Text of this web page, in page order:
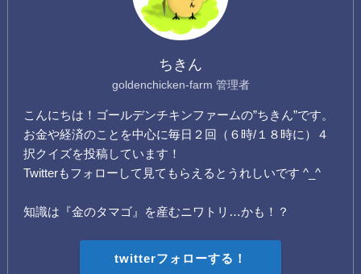
ちきん
goldenchicken-farm 管理者
こんにちは！ゴールデンチキンファームの”ちきん”です。
お金や経済のことを中心に毎日２回（６時/１８時に）４
択クイズを投稿しています！
Twitterもフォローして見てもらえるとうれしいです ^_^
知識は『金のタマゴ』を産むニワトリ…かも！？
twitterフォローする！